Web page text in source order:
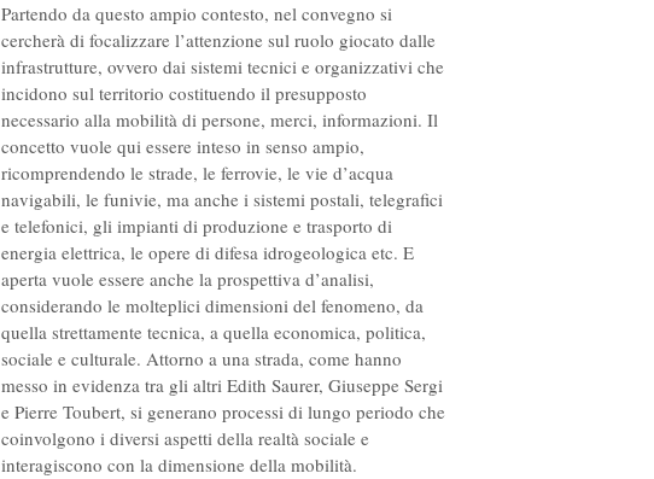
Partendo da questo ampio contesto, nel convegno si
cercherà di focalizzare l’attenzione sul ruolo giocato dalle
infrastrutture, ovvero dai sistemi tecnici e organizzativi che
incidono sul territorio costituendo il presupposto
necessario alla mobilità di persone, merci, informazioni. Il
concetto vuole qui essere inteso in senso ampio,
ricomprendendo le strade, le ferrovie, le vie d’acqua
navigabili, le funivie, ma anche i sistemi postali, telegrafici
e telefonici, gli impianti di produzione e trasporto di
energia elettrica, le opere di difesa idrogeologica etc. E
aperta vuole essere anche la prospettiva d’analisi,
considerando le molteplici dimensioni del fenomeno, da
quella strettamente tecnica, a quella economica, politica,
sociale e culturale. Attorno a una strada, come hanno
messo in evidenza tra gli altri Edith Saurer, Giuseppe Sergi
e Pierre Toubert, si generano processi di lungo periodo che
coinvolgono i diversi aspetti della realtà sociale e
interagiscono con la dimensione della mobilità.